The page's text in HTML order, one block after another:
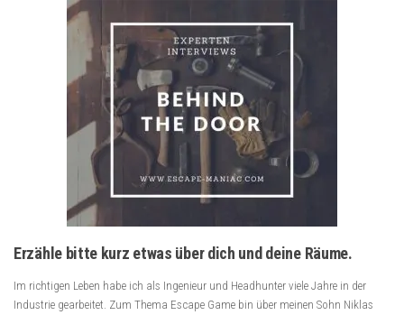
Erzähle bitte kurz etwas über dich und deine Räume.
Im richtigen Leben habe ich als Ingenieur und Headhunter viele Jahre in der
Industrie gearbeitet. Zum Thema Escape Game bin über meinen Sohn Niklas